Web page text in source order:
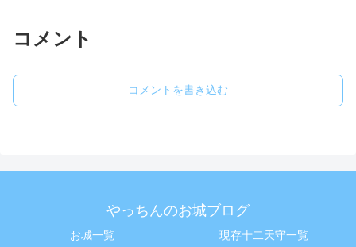
コメント
コメントを書き込む
やっちんのお城ブログ
お城一覧
現存十二天守一覧